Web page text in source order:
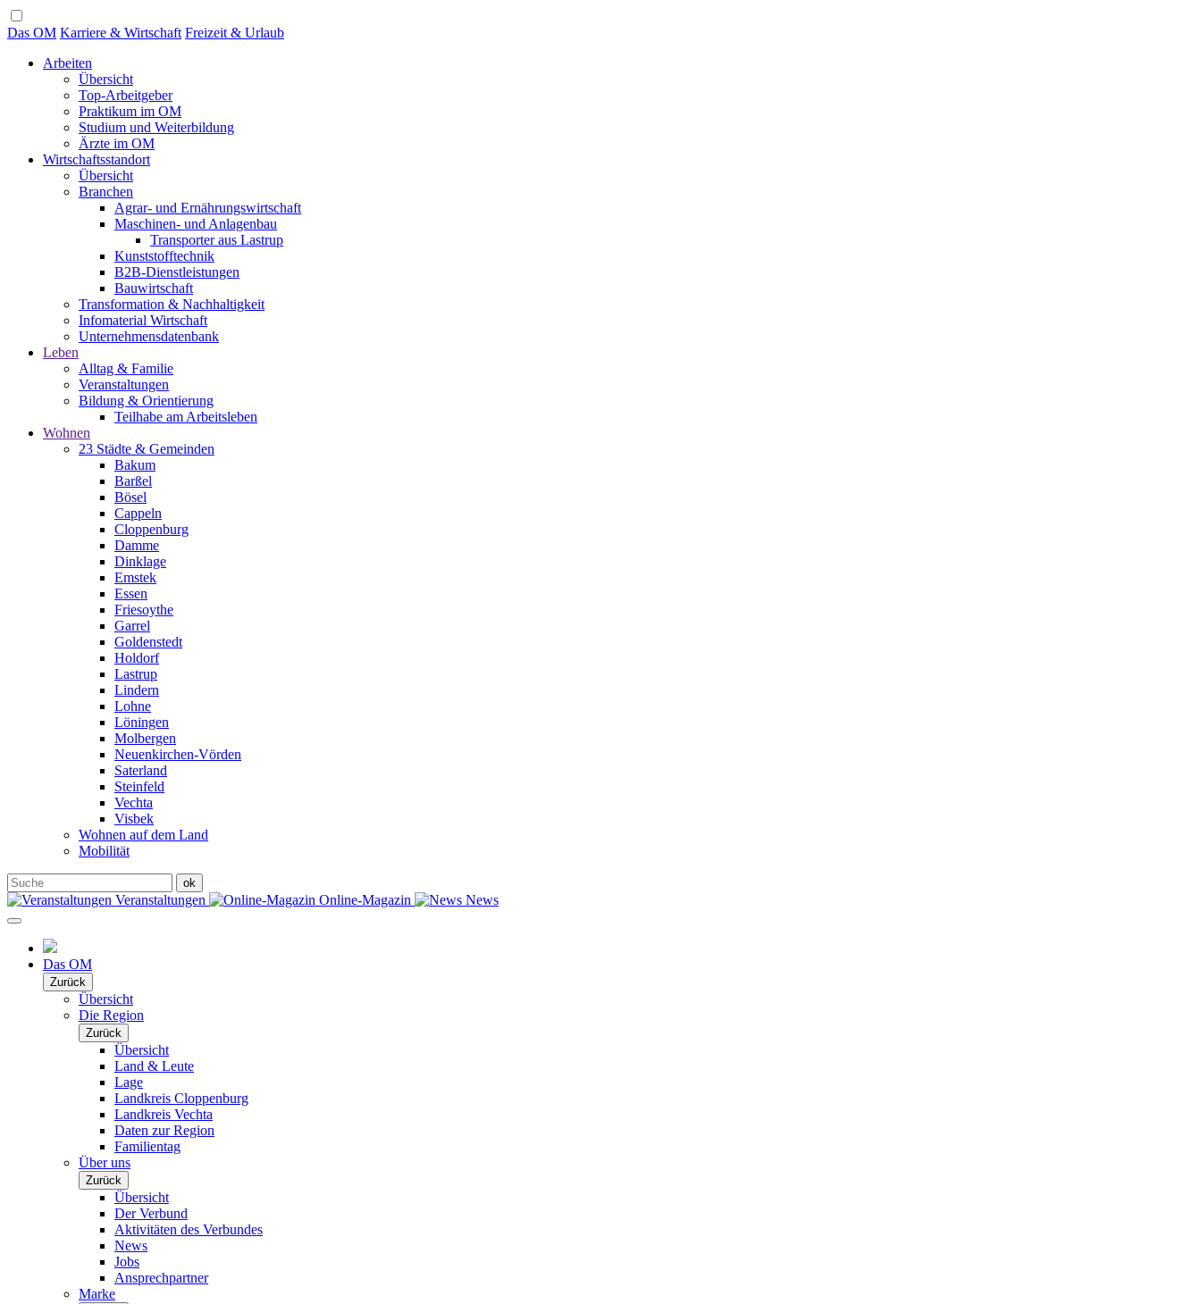
Das OM Karriere & Wirtschaft Freizeit & Urlaub
Arbeiten
Übersicht
Top-Arbeitgeber
Praktikum im OM
Studium und Weiterbildung
Ärzte im OM
Wirtschaftsstandort
Übersicht
Branchen
Agrar- und Ernährungswirtschaft
Maschinen- und Anlagenbau
Transporter aus Lastrup
Kunststofftechnik
B2B-Dienstleistungen
Bauwirtschaft
Transformation & Nachhaltigkeit
Infomaterial Wirtschaft
Unternehmensdatenbank
Leben
Alltag & Familie
Veranstaltungen
Bildung & Orientierung
Teilhabe am Arbeitsleben
Wohnen
23 Städte & Gemeinden
Bakum
Barßel
Bösel
Cappeln
Cloppenburg
Damme
Dinklage
Emstek
Essen
Friesoythe
Garrel
Goldenstedt
Holdorf
Lastrup
Lindern
Lohne
Löningen
Molbergen
Neuenkirchen-Vörden
Saterland
Steinfeld
Vechta
Visbek
Wohnen auf dem Land
Mobilität
Veranstaltungen Online-Magazin News
Das OM
Zurück
Übersicht
Die Region
Zurück
Übersicht
Land & Leute
Lage
Landkreis Cloppenburg
Landkreis Vechta
Daten zur Region
Familientag
Über uns
Zurück
Übersicht
Der Verbund
Aktivitäten des Verbundes
News
Jobs
Ansprechpartner
Marke